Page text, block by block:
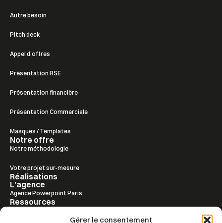
Gérer le consentement
Autre besoin
Pitch deck
Appel d’offres
Présentation RSE
Présentation financière
Présentation Commerciale
Masques / Templates
Notre offre
Notre méthodologie
Votre projet sur-mesure
Réalisations
L'agence
Agence Powerpoint Paris
Ressources